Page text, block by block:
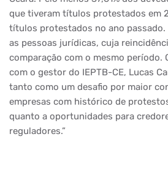
que tiveram títulos protestados em
títulos protestados no ano passado.
as pessoas jurídicas, cuja
comparação com o mesmo período.
com o gestor do IEPTB-CE, Lucas
tanto como um desafio por maior
empresas com histórico de
quanto a oportunidades para
reguladores.”